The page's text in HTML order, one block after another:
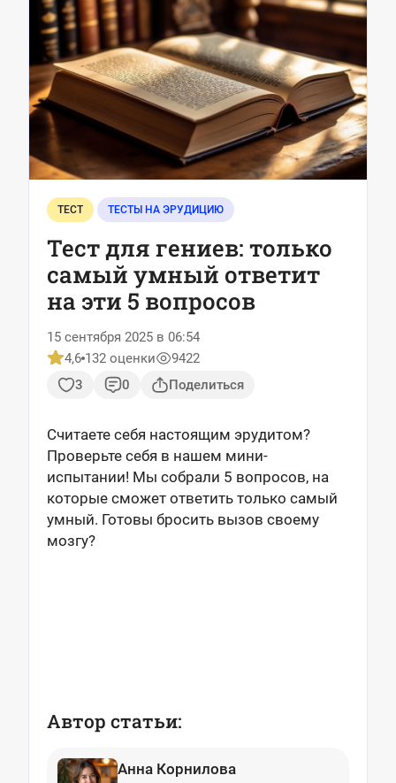
ТЕСТ ТЕСТЫ НА ЭРУДИЦИЮ
Тест для гениев: только
самый умный ответит
на эти 5 вопросов
15 сентября 2025 в 06:54
4,6 132 оценки
9422
3
0 Поделиться
Считаете себя настоящим эрудитом?
Проверьте себя в нашем мини-
испытании! Мы собрали 5 вопросов, на
которые сможет ответить только самый
умный. Готовы бросить вызов своему
мозгу?
Автор статьи:
Анна Корнилова